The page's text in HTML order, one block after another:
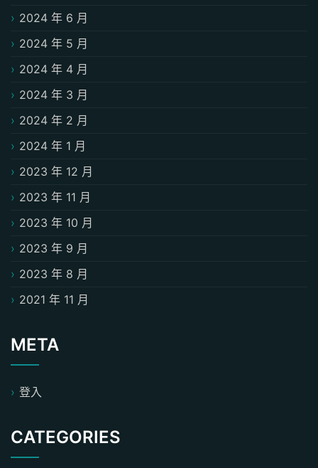
2024 年 6 月
2024 年 5 月
2024 年 4 月
2024 年 3 月
2024 年 2 月
2024 年 1 月
2023 年 12 月
2023 年 11 月
2023 年 10 月
2023 年 9 月
2023 年 8 月
2021 年 11 月
META
登入
CATEGORIES